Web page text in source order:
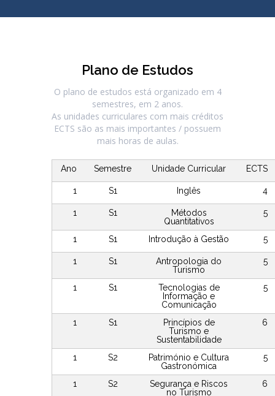
Plano de Estudos
O plano de estudos está organizado em 4
semestres, em 2 anos.
As unidades curriculares com mais créditos
ECTS são as mais importantes / possuem
mais horas de aulas.
Ano Semestre Unidade Curricular ECTS
1 S1 Inglês 4
1 S1
Métodos
Quantitativos
5
1 S1 Introdução à Gestão 5
1 S1
Antropologia do
Turismo
5
1 S1
Tecnologias de
Informação e
Comunicação
5
1 S1
Princípios de
Turismo e
Sustentabilidade
6
1 S2
Património e Cultura
Gastronómica
5
1 S2
Segurança e Riscos
no Turismo
6